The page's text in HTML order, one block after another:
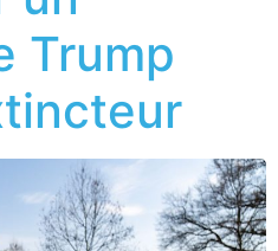
Trump